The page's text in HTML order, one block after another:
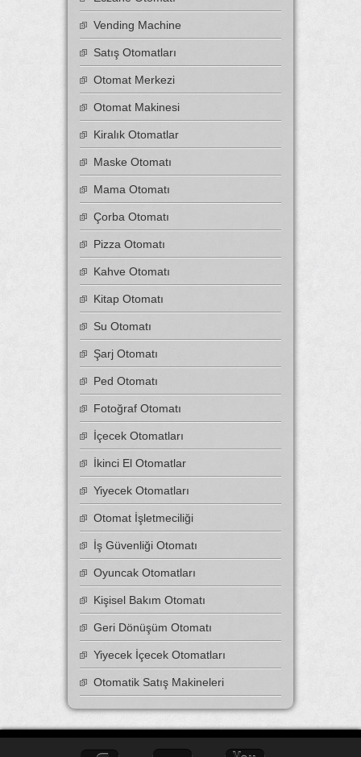
Vending Machine
Satış Otomatları
Otomat Merkezi
Otomat Makinesi
Kiralık Otomatlar
Maske Otomatı
Mama Otomatı
Çorba Otomatı
Pizza Otomatı
Kahve Otomatı
Kitap Otomatı
Su Otomatı
Şarj Otomatı
Ped Otomatı
Fotoğraf Otomatı
İçecek Otomatları
İkinci El Otomatlar
Yiyecek Otomatları
Otomat İşletmeciliği
İş Güvenliği Otomatı
Oyuncak Otomatları
Kişisel Bakım Otomatı
Geri Dönüşüm Otomatı
Yiyecek İçecek Otomatları
Otomatik Satış Makineleri